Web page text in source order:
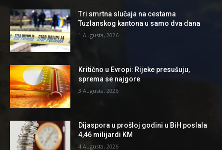
Tri smrtna slučaja na cestama
Tuzlanskog kantona u samo dva dana
1 Augusta, 2026
Kritično u Evropi: Rijeke presušuju,
sprema se najgore
3 Augusta, 2026
Dijaspora u prošloj godini u BiH poslala
4,46 milijardi KM
4 Augusta, 2026